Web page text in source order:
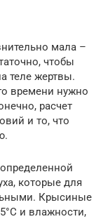
мала –
чтобы
теле жертвы.
времени нужно
расчет
и то, что
которые для
Крысиные
и влажности,